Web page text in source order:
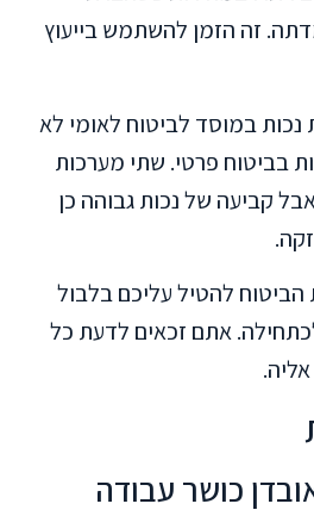
זה הזמן להשתמש בייעוץ
נכות במוסד לביטוח לאומי לא
בביטוח פרטי. שתי מערכות
קביעה של נכות גבוהה כן
להטיל עליכם בלבול
אתם זכאים לדעת כל
כושר עבודה